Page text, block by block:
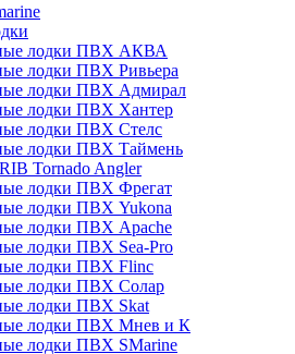
лодки ПВХ АКВА
лодки ПВХ Ривьера
лодки ПВХ Адмирал
лодки ПВХ Хантер
лодки ПВХ Стелс
лодки ПВХ Таймень
Tornado Angler
лодки ПВХ Фрегат
лодки ПВХ Yukona
лодки ПВХ Apache
лодки ПВХ Sea-Pro
лодки ПВХ Flinc
лодки ПВХ Солар
лодки ПВХ Skat
лодки ПВХ Мнев и К
лодки ПВХ SMarine